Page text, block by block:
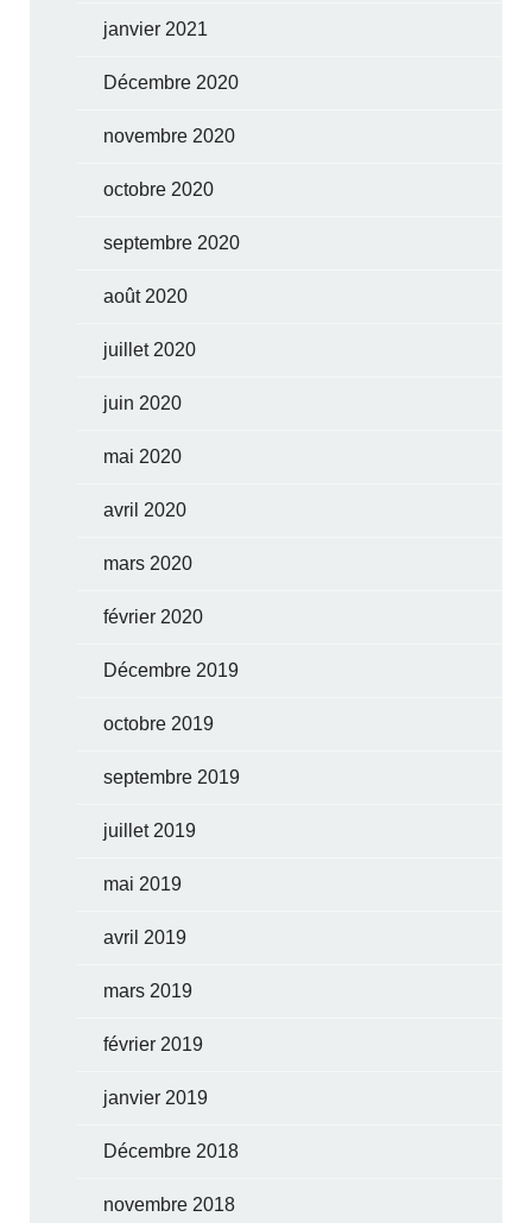
janvier 2021
Décembre 2020
novembre 2020
octobre 2020
septembre 2020
août 2020
juillet 2020
juin 2020
mai 2020
avril 2020
mars 2020
février 2020
Décembre 2019
octobre 2019
septembre 2019
juillet 2019
mai 2019
avril 2019
mars 2019
février 2019
janvier 2019
Décembre 2018
novembre 2018